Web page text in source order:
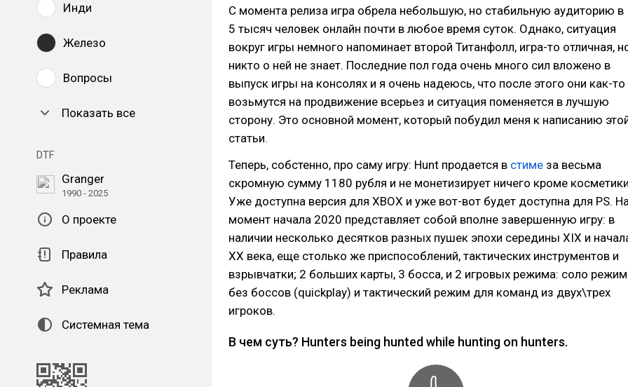
Инди
Железо
Вопросы
Показать все
DTF
Granger
1990 - 2025
О проекте
Правила
Реклама
Системная тема
С момента релиза игра обрела небольшую, но стабильную аудиторию в
5 тысяч человек онлайн почти в любое время суток. Однако, ситуация
вокруг игры немного напоминает второй Титанфолл, игра-то отличная,
никто о ней не знает. Последние пол года очень много сил вложено в
выпуск игры на консолях и я очень надеюсь, что после этого они как-то
возьмутся на продвижение всерьез и ситуация поменяется в лучшую
сторону. Это основной момент, который побудил меня к написанию
статьи.
Теперь, собстенно, про саму игру: Hunt продается в стиме за весьма
скромную сумму 1180 рубля и не монетизирует ничего кроме
Уже доступна версия для XBOX и уже вот-вот будет доступна для PS.
момент начала 2020 представляет собой вполне завершенную игру: в
наличии несколько десятков разных пушек эпохи середины XIX и
ХХ века, еще столько же приспособлений, тактических инструментов и
взрывчатки; 2 больших карты, 3 босса, и 2 игровых режима: соло режим
без боссов (quickplay) и тактический режим для команд из двух\трех
игроков.
В чем суть? Hunters being hunted while hunting on hunters.